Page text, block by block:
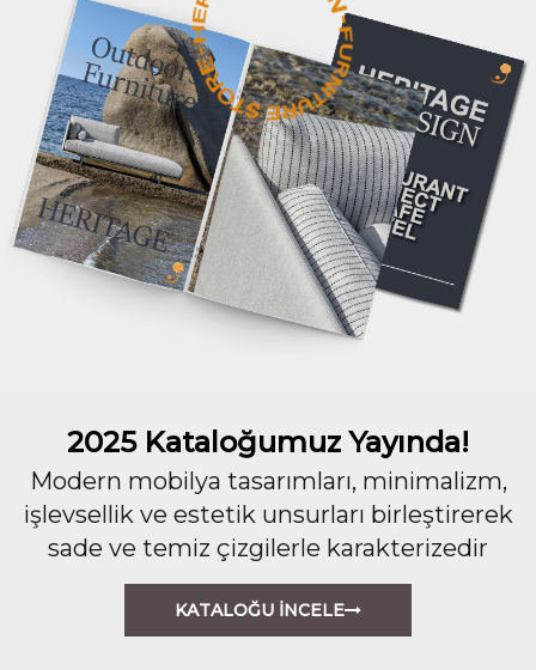
2025 Kataloğumuz Yayında!
Modern mobilya tasarımları, minimalizm,
işlevsellik ve estetik unsurları birleştirerek
sade ve temiz çizgilerle karakterizedir
KATALOĞU İNCELE